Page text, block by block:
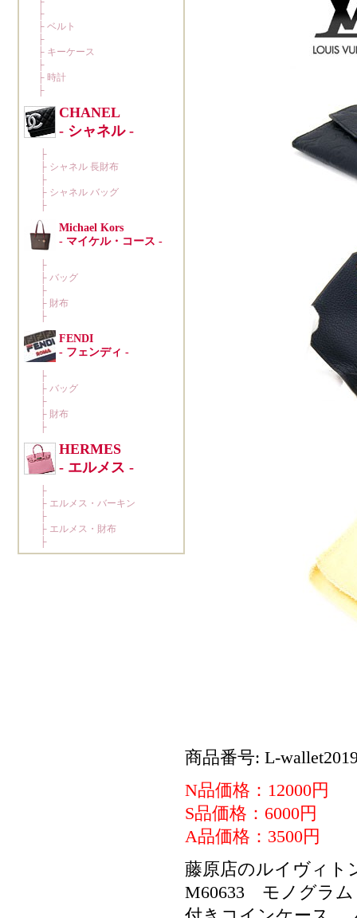
商品番号: L-
N品価格：12000円
S品価格：6000円
A品価格：3500円
藤原店のルイヴィ
M60633 モノグラ